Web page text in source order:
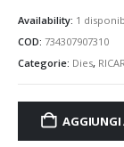
Availability: 1
COD: 734307907310
Categorie: Dies,
AGGIUNGI